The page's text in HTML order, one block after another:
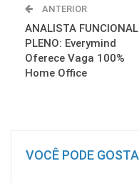
ANTERIOR
ANALISTA FUNCIONAL
PLENO: Everymind
Oferece Vaga 100%
Home Office
VOCÊ PODE